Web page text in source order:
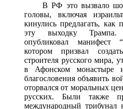
В РФ это вызвало шок
головы, включая
кинулись предлагать, как
эту выходку Трампа.
опубликовал манифест
котором призвал
строителя русского мира,
в Афонском монастыре
благословения объявить
оторвался от моральных
русских. Были также
международный